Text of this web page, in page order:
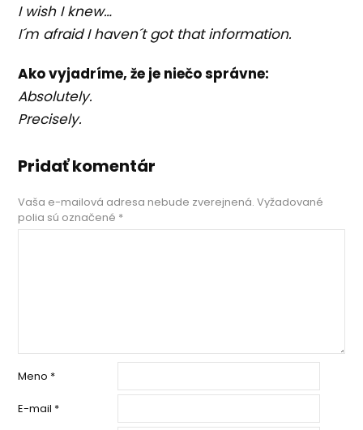
I wish I knew…
I´m afraid I haven´t got that information.
Ako vyjadríme, že je niečo správne:
Absolutely.
Precisely.
Pridať komentár
Vaša e-mailová adresa nebude zverejnená. Vyžadované
polia sú označené *
Meno *
E-mail *